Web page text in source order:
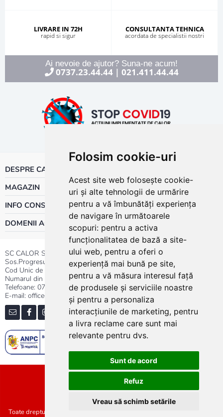
Folosim cookie-uri
Acest site web folosește cookie-
uri și alte tehnologii de urmărire
pentru a vă îmbunătăți experiența
de navigare în următoarele
scopuri: pentru a activa
funcționalitatea de bază a site-
ului web, pentru a oferi o
experiență mai bună pe site,
pentru a vă măsura interesul față
de produsele și serviciile noastre
și pentru a personaliza
interacțiunile de marketing, pentru
a livra reclame care sunt mai
relevante pentru dvs.
Sunt de acord
Refuz
Vreau să schimb setările
LIVRARE IN 72H
rapid si sigur
CONSULTANTA TEHNICA
acordata de specialistii nostri
Ai nevoie de ajutor? Suna-ne acum!
0737.23.44.44| 021.411.44.44
DESPRE CALOR
MAGAZIN
INFO CONSUMATOR
DOMENII ACTIVITATE
SC CALOR SRL
Sos.Progresului nr.30-40, Sector 5, Bucuresti
Cod Unic de Inregistrare: RO 3004724
Numarul din Registrul Comertului:J40/13176/1991
Telefoane: 0737.23.44.44|021.411.44.44
E-mail: office@calor.ro
Toate drepturile rezervate SC Calor SRL :: Copyright 2021 :: Realizat de